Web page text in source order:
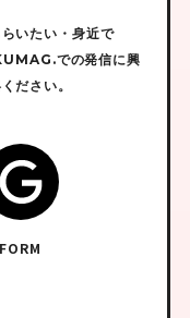
いたい・身近で
での発信に興
ださい。
FORM